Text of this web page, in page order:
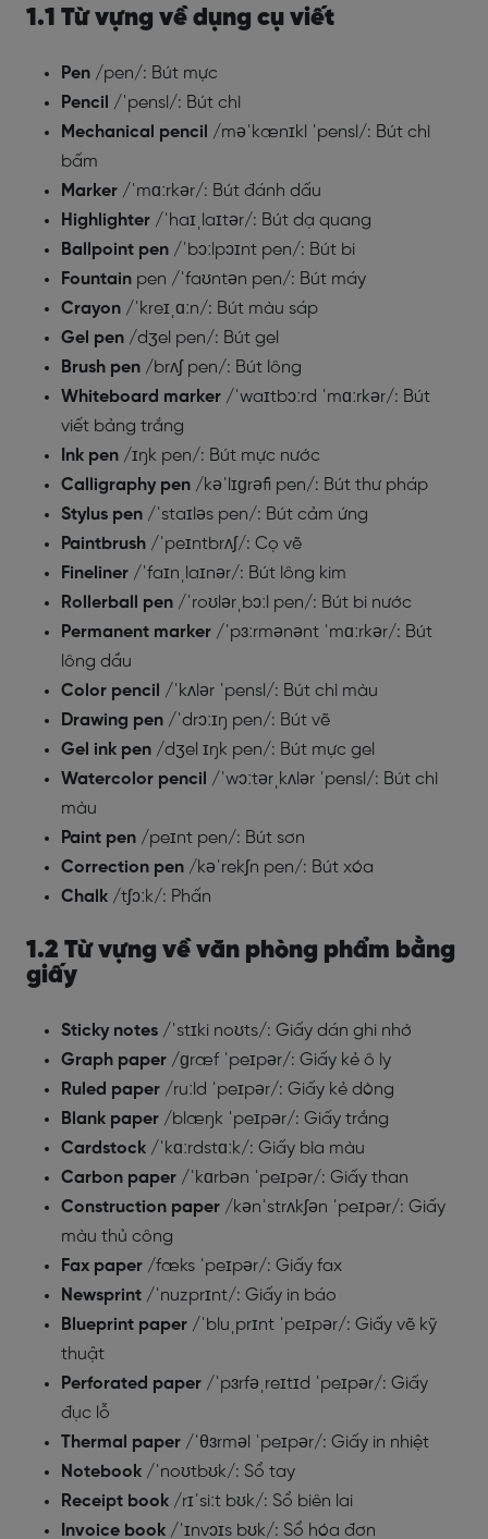
1.1 Từ vựng về dụng cụ viết
Pen /pen/: Bút mực
Pencil /ˈpensl/: Bút chì
Mechanical pencil /məˈkænɪkl ˈpensl/: Bút chì
bấm
Marker /ˈmɑːrkər/: Bút đánh dấu
Highlighter /ˈhaɪˌlaɪtər/: Bút dạ quang
Ballpoint pen /ˈbɔːlpɔɪnt pen/: Bút bi
Fountain pen /ˈfaʊntən pen/: Bút máy
Crayon /ˈkreɪˌɑːn/: Bút màu sáp
Gel pen /dʒel pen/: Bút gel
Brush pen /brʌʃ pen/: Bút lông
Whiteboard marker /ˈwaɪtbɔːrd ˈmɑːrkər/: Bút
viết bảng trắng
Ink pen /ɪŋk pen/: Bút mực nước
Calligraphy pen /kəˈlɪɡrəfi pen/: Bút thư pháp
Stylus pen /ˈstaɪləs pen/: Bút cảm ứng
Paintbrush /ˈpeɪntbrʌʃ/: Cọ vẽ
Fineliner /ˈfaɪnˌlaɪnər/: Bút lông kim
Rollerball pen /ˈroʊlərˌbɔːl pen/: Bút bi nước
Permanent marker /ˈpɜːrmənənt ˈmɑːrkər/: Bút
lông dầu
Color pencil /ˈkʌlər ˈpensl/: Bút chì màu
Drawing pen /ˈdrɔːɪŋ pen/: Bút vẽ
Gel ink pen /dʒel ɪŋk pen/: Bút mực gel
Watercolor pencil /ˈwɔːtərˌkʌlər ˈpensl/: Bút chì
màu
Paint pen /peɪnt pen/: Bút sơn
Correction pen /kəˈrekʃn pen/: Bút xóa
Chalk /tʃɔːk/: Phấn
1.2 Từ vựng về văn phòng phẩm bằng
giấy
Sticky notes /ˈstɪki noʊts/: Giấy dán ghi nhớ
Graph paper /ɡræf ˈpeɪpər/: Giấy kẻ ô ly
Ruled paper /ruːld ˈpeɪpər/: Giấy kẻ dòng
Blank paper /blæŋk ˈpeɪpər/: Giấy trắng
Cardstock /ˈkɑːrdstɑːk/: Giấy bìa màu
Carbon paper /ˈkɑrbən ˈpeɪpər/: Giấy than
Construction paper /kənˈstrʌkʃən ˈpeɪpər/: Giấy
màu thủ công
Fax paper /fæks ˈpeɪpər/: Giấy fax
Newsprint /ˈnuzprɪnt/: Giấy in báo
Blueprint paper /ˈbluˌprɪnt ˈpeɪpər/: Giấy vẽ kỹ
thuật
Perforated paper /ˈpɜrfəˌreɪtɪd ˈpeɪpər/: Giấy
đục lỗ
Thermal paper /ˈθɜrməl ˈpeɪpər/: Giấy in nhiệt
Notebook /ˈnoʊtbʊk/: Sổ tay
Receipt book /rɪˈsiːt bʊk/: Sổ biên lai
Invoice book /ˈɪnvɔɪs bʊk/: Sổ hóa đơn